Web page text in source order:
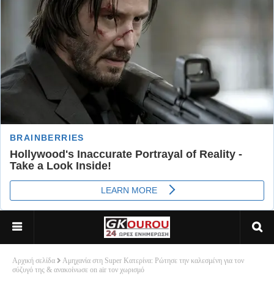
Αρχική σελίδα
Αμηχανία στη Super Κατερίνα: Ρώτησε την καλεσμένη για τον
σύζυγό της & ανακοίνωσε on air τον χωρισμό